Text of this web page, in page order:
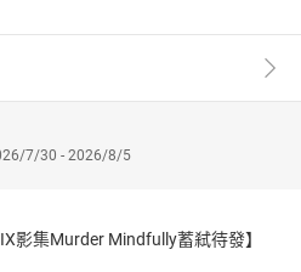
7/30 - 2026/8/5
影集Murder Mindfully蓄弒待發】